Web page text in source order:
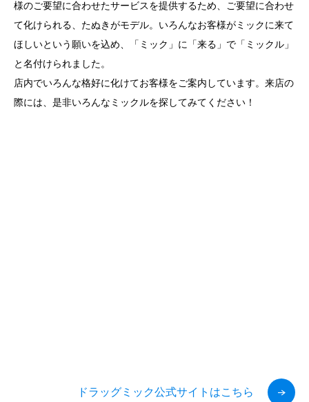
様のご要望に合わせたサービスを提供するため、ご要望に合わせ
て化けられる、たぬきがモデル。いろんなお客様がミックに来て
ほしいという願いを込め、「ミック」に「来る」で「ミックル」
と名付けられました。
店内でいろんな格好に化けてお客様をご案内しています。来店の
際には、是非いろんなミックルを探してみてください！
ドラッグミック公式サイトはこちら